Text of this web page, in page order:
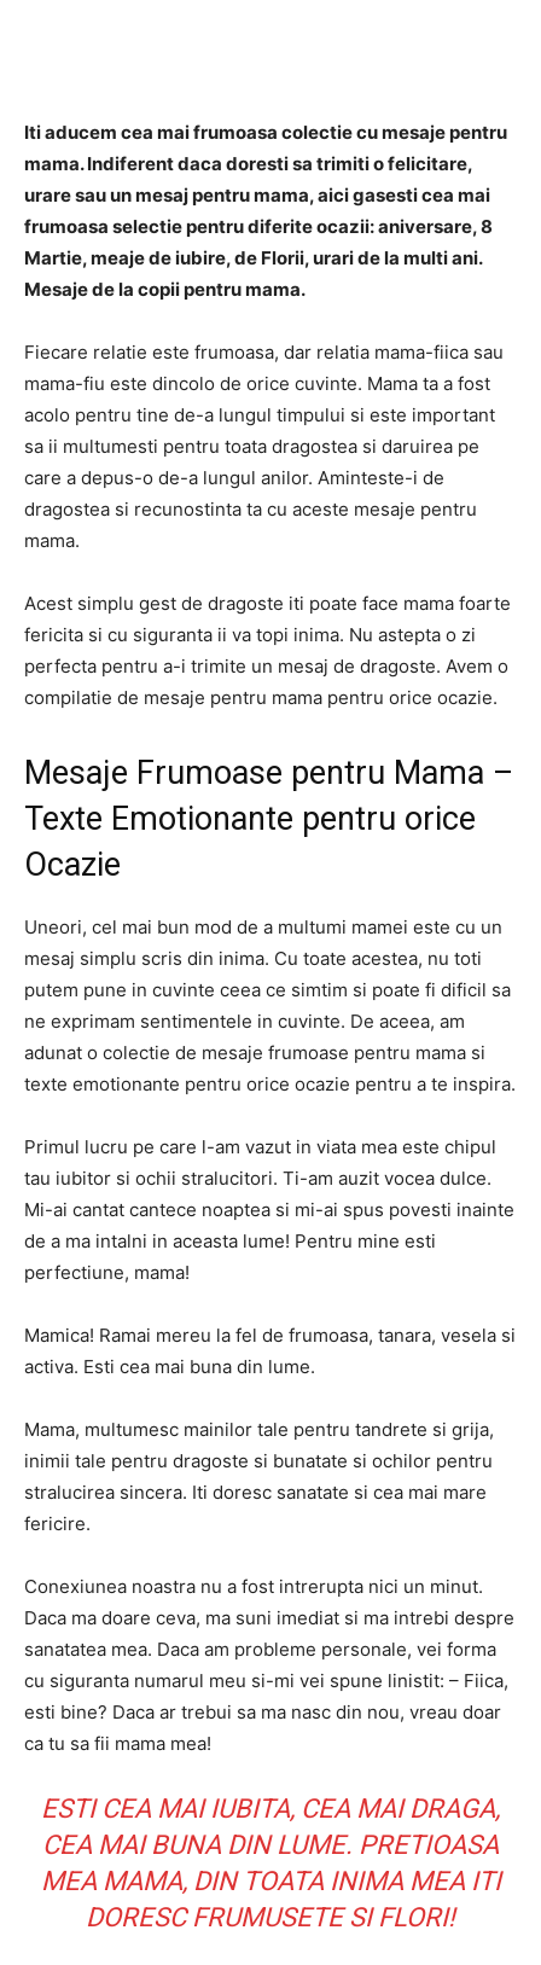
Iti aducem cea mai frumoasa colectie cu mesaje pentru
mama. Indiferent daca doresti sa trimiti o felicitare,
urare sau un mesaj pentru mama, aici gasesti cea mai
frumoasa selectie pentru diferite ocazii: aniversare, 8
Martie, meaje de iubire, de Florii, urari de la multi ani.
Mesaje de la copii pentru mama.
Fiecare relatie este frumoasa, dar relatia mama-fiica sau
mama-fiu este dincolo de orice cuvinte. Mama ta a fost
acolo pentru tine de-a lungul timpului si este important
sa ii multumesti pentru toata dragostea si daruirea pe
care a depus-o de-a lungul anilor. Aminteste-i de
dragostea si recunostinta ta cu aceste mesaje pentru
mama.
Acest simplu gest de dragoste iti poate face mama foarte
fericita si cu siguranta ii va topi inima. Nu astepta o zi
perfecta pentru a-i trimite un mesaj de dragoste. Avem o
compilatie de mesaje pentru mama pentru orice ocazie.
Mesaje Frumoase pentru Mama –
Texte Emotionante pentru orice
Ocazie
Uneori, cel mai bun mod de a multumi mamei este cu un
mesaj simplu scris din inima. Cu toate acestea, nu toti
putem pune in cuvinte ceea ce simtim si poate fi dificil sa
ne exprimam sentimentele in cuvinte. De aceea, am
adunat o colectie de mesaje frumoase pentru mama si
texte emotionante pentru orice ocazie pentru a te inspira.
Primul lucru pe care l-am vazut in viata mea este chipul
tau iubitor si ochii stralucitori. Ti-am auzit vocea dulce.
Mi-ai cantat cantece noaptea si mi-ai spus povesti inainte
de a ma intalni in aceasta lume! Pentru mine esti
perfectiune, mama!
Mamica! Ramai mereu la fel de frumoasa, tanara, vesela si
activa. Esti cea mai buna din lume.
Mama, multumesc mainilor tale pentru tandrete si grija,
inimii tale pentru dragoste si bunatate si ochilor pentru
stralucirea sincera. Iti doresc sanatate si cea mai mare
fericire.
Conexiunea noastra nu a fost intrerupta nici un minut.
Daca ma doare ceva, ma suni imediat si ma intrebi despre
sanatatea mea. Daca am probleme personale, vei forma
cu siguranta numarul meu si-mi vei spune linistit: – Fiica,
esti bine? Daca ar trebui sa ma nasc din nou, vreau doar
ca tu sa fii mama mea!
ESTI CEA MAI IUBITA, CEA MAI DRAGA,
CEA MAI BUNA DIN LUME. PRETIOASA
MEA MAMA, DIN TOATA INIMA MEA ITI
DORESC FRUMUSETE SI FLORI!